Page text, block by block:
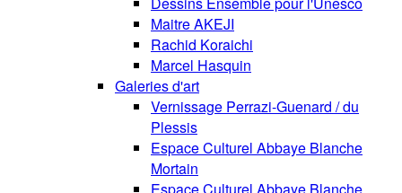
Maitre AKEJI
Rachid Koraichi
Marcel Hasquin
Galeries d'art
Vernissage Perrazi-Guenard / du
Plessis
Espace Culturel Abbaye Blanche
Mortain